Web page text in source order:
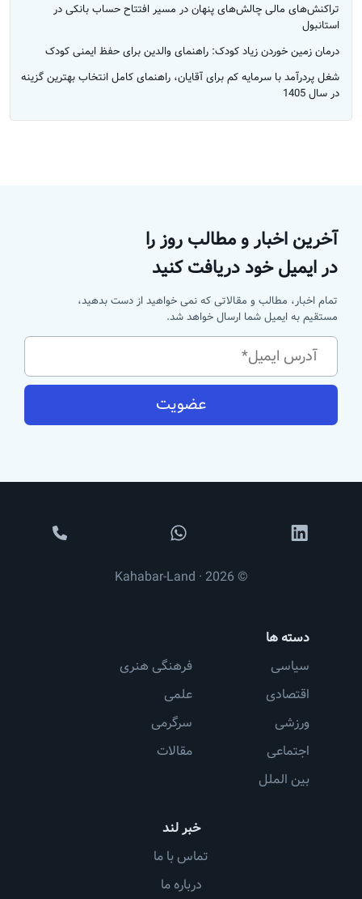
تراکنش‌های مالی چالش‌های پنهان در مسیر افتتاح حساب بانکی در
استانبول
درمان زمین خوردن زیاد کودک: راهنمای والدین برای حفظ ایمنی کودک
شغل پردرآمد با سرمایه کم برای آقایان، راهنمای کامل انتخاب بهترین گزینه
در سال 1405
آخرین اخبار و مطالب روز را
در ایمیل خود دریافت کنید
تمام اخبار، مطالب و مقالاتی که نمی خواهید از دست بدهید،
مستقیم به ایمیل شما ارسال خواهد شد.
عضویت
خبر لند
تماس با ما
درباره ما
دسته ها
سیاسی
اقتصادی
ورزشی
اجتماعی
بین الملل
فرهنگی هنری
علمی
سرگرمی
مقالات
© 2026 · Kahabar-Land